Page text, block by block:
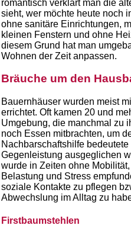
romantisch verklärt man die
sieht, wer möchte heute noch
ohne sanitäre Einrichtungen,
kleinen Fenstern und ohne
diesem Grund hat man
Wohnen der Zeit anpassen.
Bräuche um den
Bauernhäuser wurden meist
errichtet. Oft kamen 20 und
Umgebung, die manchmal zu
noch Essen mitbrachten, um
Nachbarschaftshilfe
Gegenleistung ausgeglichen
wurde in Zeiten ohne
Belastung und Stress
soziale Kontakte zu pflegen
Abwechslung im Alltag zu
Firstbaumstehlen